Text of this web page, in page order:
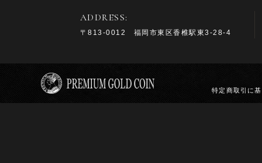
ADDRESS:
〒813-0012 福岡市東区香椎駅東3-28-4
特定商取引に